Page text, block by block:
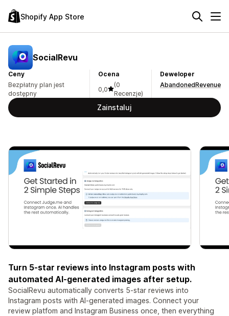
Shopify App Store
SocialRevu
Ceny
Bezpłatny plan jest
dostępny
Ocena
0,0
(0
Recenzje)
Deweloper
AbandonedRevenue
Zainstaluj
Turn 5-star reviews into Instagram posts with
automated AI-generated images after setup.
SocialRevu automatically converts 5-star reviews into
Instagram posts with AI-generated images. Connect your
review platfom and Instagram Business once, then everything